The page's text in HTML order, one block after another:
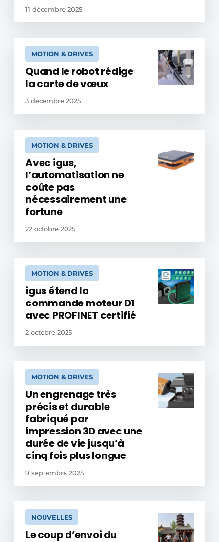
11 décembre 2025
MOTION & DRIVES
Quand le robot rédige
la carte de vœux
3 décembre 2025
MOTION & DRIVES
Avec igus,
l’automatisation ne
coûte pas
nécessairement une
fortune
22 octobre 2025
MOTION & DRIVES
igus étend la
commande moteur D1
avec PROFINET certifié
2 octobre 2025
MOTION & DRIVES
Un engrenage très
précis et durable
fabriqué par
impression 3D avec une
durée de vie jusqu’à
cinq fois plus longue
9 septembre 2025
NOUVELLES
Le coup d’envoi du